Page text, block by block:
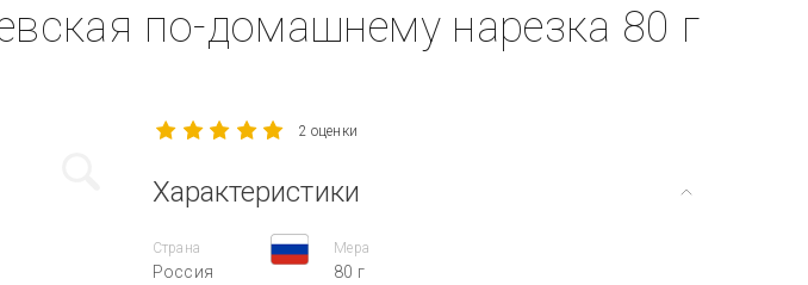
по-домашнему нарезка 80 г
2 оценки
Характеристики
Страна
Россия
Мера
80 г